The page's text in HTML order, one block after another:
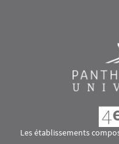
Les établissements